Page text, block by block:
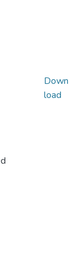
Down
load